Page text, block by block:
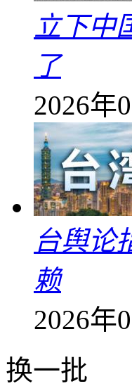
立下中
了
2026年
台舆论
赖
2026年
换一批